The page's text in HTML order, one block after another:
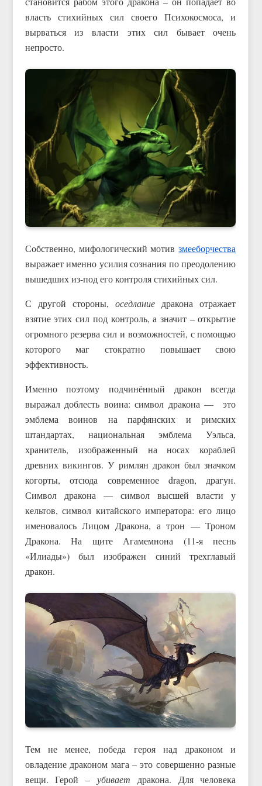
власть стихийных сил своего Психокосмоса, и
вырваться из власти этих сил бывает очень
непросто.
Собственно, мифологический мотивзмееборчества
выражает именно усилия сознания по преодолению
вышедших из-под его контроля стихийных сил.
С другой стороны,оседлание дракона отражает
взятие этих сил под контроль, а значит – открытие
огромного резерва сил и возможностей, с помощью
которого маг стократно повышает свою
эффективность.
Именно поэтому подчинённый дракон всегда
выражал доблесть воина: символ дракона — это
эмблема воинов на парфянских и римских
штандартах, национальная эмблема Уэльса,
хранитель, изображенный на носах кораблей
древних викингов. У римлян дракон был значком
когорты, отсюда современное dragon, драгун.
Символ дракона — символ высшей власти у
кельтов, символ китайского императора: его лицо
именовалось Лицом Дракона, а трон — Троном
Дракона. На щите Агамемнона (11-я песнь
«Илиады») был изображен синий трехглавый
дракон.
Тем не менее, победа героя над драконом и
овладение драконом мага – это совершенно разные
вещи. Герой – убивает дракона. Для человека